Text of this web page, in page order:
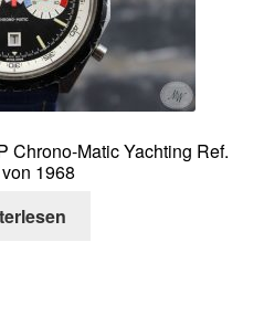
Chrono-Matic Yachting Ref.
1968